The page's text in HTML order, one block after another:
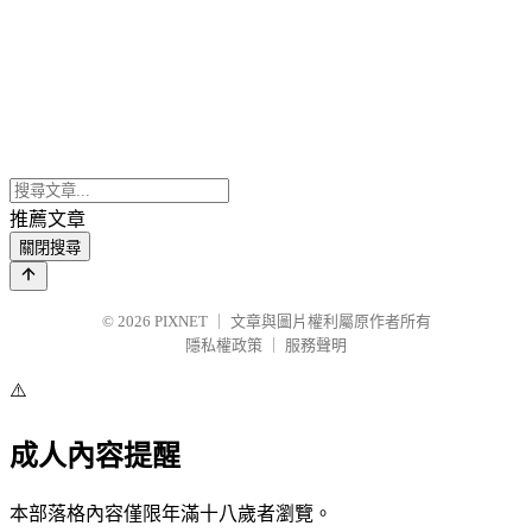
推薦文章
關閉搜尋
© 2026 PIXNET
文章與圖片權利屬原作者所有
隱私權政策
服務聲明
⚠️
成人內容提醒
本部落格內容僅限年滿十八歲者瀏覽。